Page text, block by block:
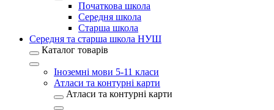
Початкова школа
Середня школа
Старша школа
Середня та старша школа НУШ
Каталог товарів
Іноземні мови 5-11 класи
Атласи та контурні карти
Атласи та контурні карти